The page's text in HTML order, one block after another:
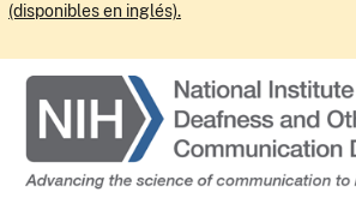
(disponibles en inglés).